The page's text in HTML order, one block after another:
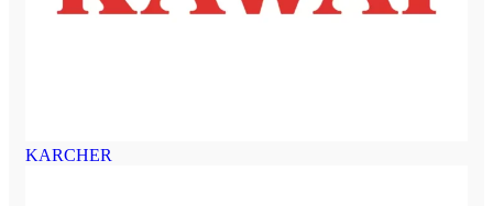
KARCHER